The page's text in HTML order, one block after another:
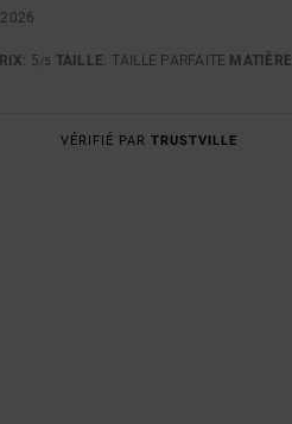
2026
: 5/5 TAILLE: TAILLE PARFAITE MATIÈRE
VÉRIFIÉ PAR TRUSTVILLE